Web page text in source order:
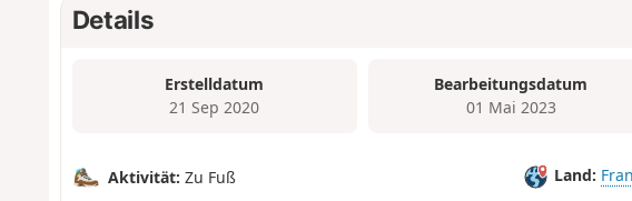
Details
Erstelldatum
21 Sep 2020
Bearbeitungsdatum
01 Mai 2023
Aktivität: Zu Fuß
Land: